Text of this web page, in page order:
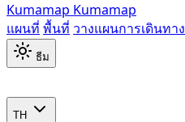
Kumamap Kumamap
แผนที่ พื้นที่ วางแผนการเดินทาง
ธีม
TH